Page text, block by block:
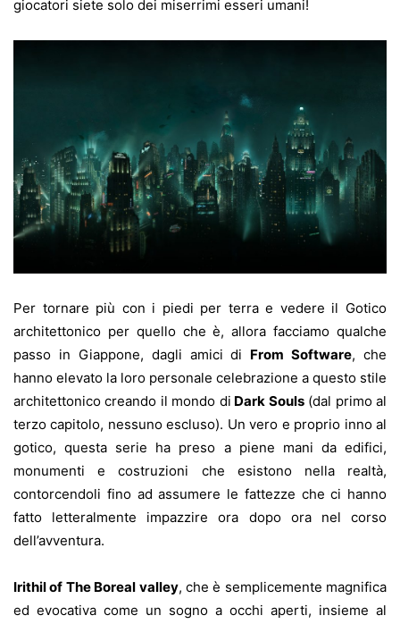
giocatori siete solo dei miserrimi esseri umani!
Per tornare più con i piedi per terra e vedere il Gotico
architettonico per quello che è, allora facciamo qualche
passo in Giappone, dagli amici di From Software, che
hanno elevato la loro personale celebrazione a questo stile
architettonico creando il mondo di Dark Souls(dal primo al
terzo capitolo, nessuno escluso). Un vero e proprio inno al
gotico, questa serie ha preso a piene mani da edifici,
monumenti e costruzioni che esistono nella realtà,
contorcendoli fino ad assumere le fattezze che ci hanno
fatto letteralmente impazzire ora dopo ora nel corso
dell’avventura.
Irithil of The Boreal valley, che è semplicemente magnifica
ed evocativa come un sogno a occhi aperti, insieme al